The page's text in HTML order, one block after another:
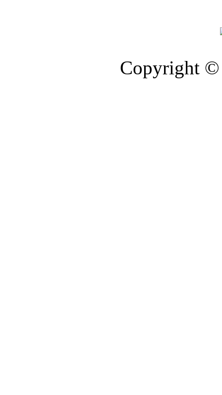
Copyright ©